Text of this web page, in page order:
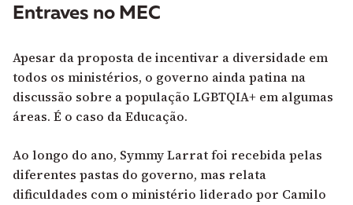
Entraves no MEC
Apesar da proposta de incentivar a diversidade em
todos os ministérios, o governo ainda patina na
discussão sobre a população LGBTQIA+ em algumas
áreas. É o caso da Educação.
Ao longo do ano, Symmy Larrat foi recebida pelas
diferentes pastas do governo, mas relata
dificuldades com o ministério liderado por Camilo